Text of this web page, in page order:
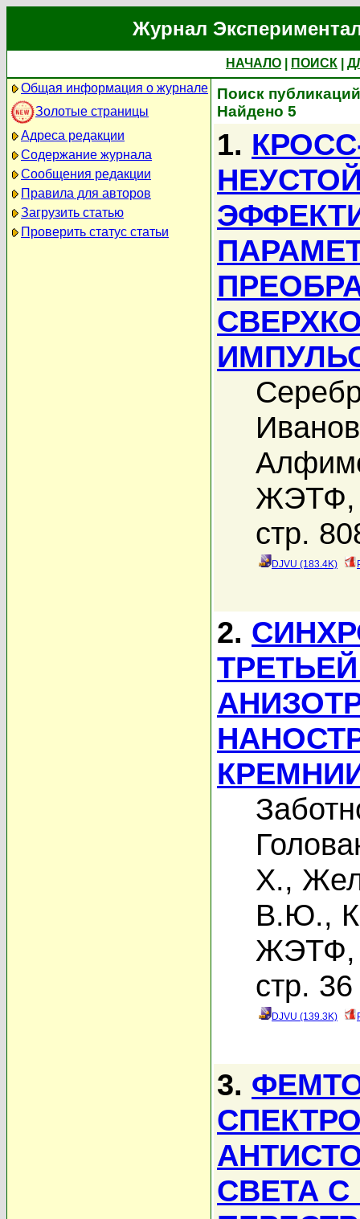
Журнал
НАЧАЛО ПОИСК
Общая информация о журнале
Золотые страницы
Адреса редакции
Содержание журнала
Сообщения редакции
Правила для авторов
Загрузить статью
Проверить статус статьи
Поиск
Найдено 5
1.
ЖЭТФ,
стр.
DJVU (183.4K)
2.
Х.,
В.Ю.,
ЖЭТФ,
стр. 36
DJVU (139.3K)
3.
СВЕТА